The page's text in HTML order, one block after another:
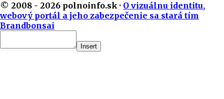
© 2008 - 2026 polnoinfo.sk · O vizuálnu identitu,
webový portál a jeho zabezpečenie sa stará tím
Brandbonsai
Insert